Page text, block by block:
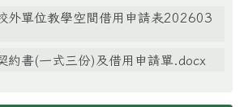
外單位教學空間借用申請表202603
約書(一式三份)及借用申請單.docx